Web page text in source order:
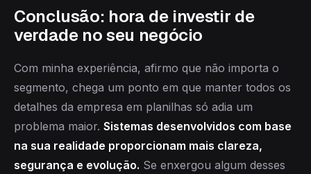
Conclusão: hora de investir de
verdade no seu negócio
Com minha experiência, afirmo que não importa o
segmento, chega um ponto em que manter todos os
detalhes da empresa em planilhas só adia um
problema maior. Sistemas desenvolvidos com base
na sua realidade proporcionam mais clareza,
segurança e evolução. Se enxergou algum desses